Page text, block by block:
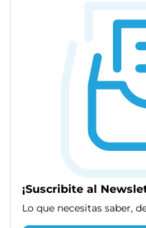
¡Suscribite al
Lo que necesitas saber,